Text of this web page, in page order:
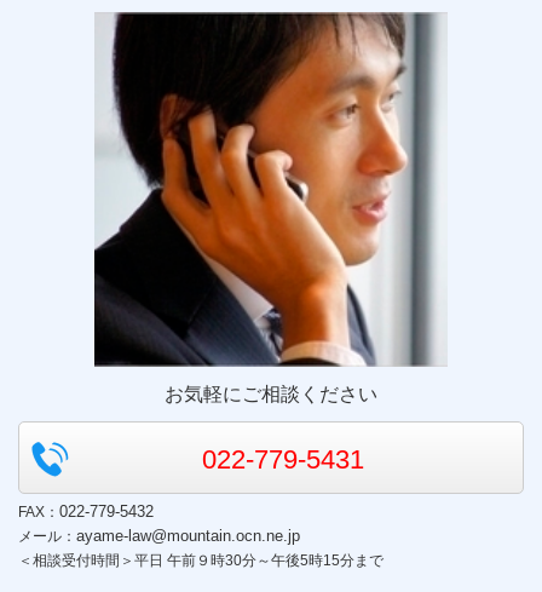
お気軽にご相談ください
022-779-5431
FAX： 022-779-5432
メール： ayame-law@mountain.ocn.ne.jp​
＜相談受付時間＞平日 午前９時30分～午後5時15分まで